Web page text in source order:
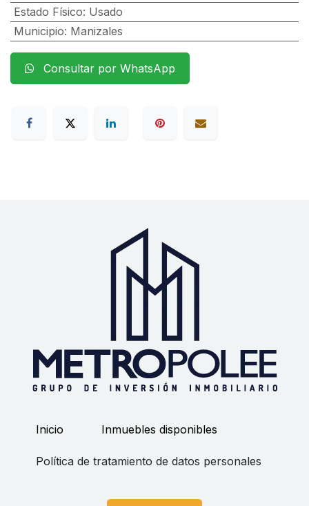
Estado Físico: Usado
Municipio: Manizales
Consultar por WhatsApp
Inicio Inmuebles disponibles
Política de tratamiento de datos personales